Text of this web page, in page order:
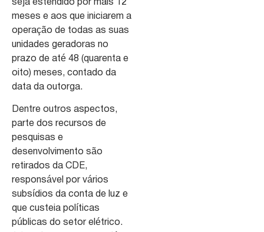
seja estendido por mais 12
meses e aos que iniciarem a
operação de todas as suas
unidades geradoras no
prazo de até 48 (quarenta e
oito) meses, contado da
data da outorga.
Dentre outros aspectos,
parte dos recursos de
pesquisas e
desenvolvimento são
retirados da CDE,
responsável por vários
subsídios da conta de luz e
que custeia políticas
públicas do setor elétrico.